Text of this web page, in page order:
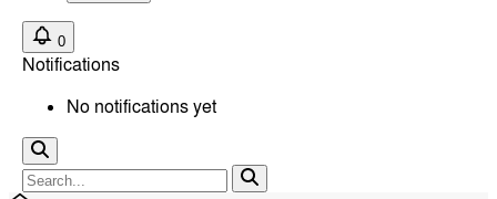
0
Notifications
No notifications yet